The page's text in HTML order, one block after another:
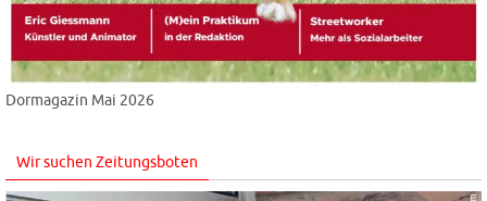
Dormagazin Mai 2026
Wir suchen Zeitungsboten